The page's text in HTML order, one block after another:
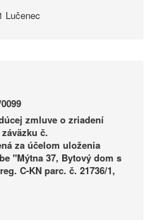
Lučenec
zmluve o zriadení
č.
za účelom uloženia
"Mýtna 37, Bytový dom s
C-KN parc. č. 21736/1,